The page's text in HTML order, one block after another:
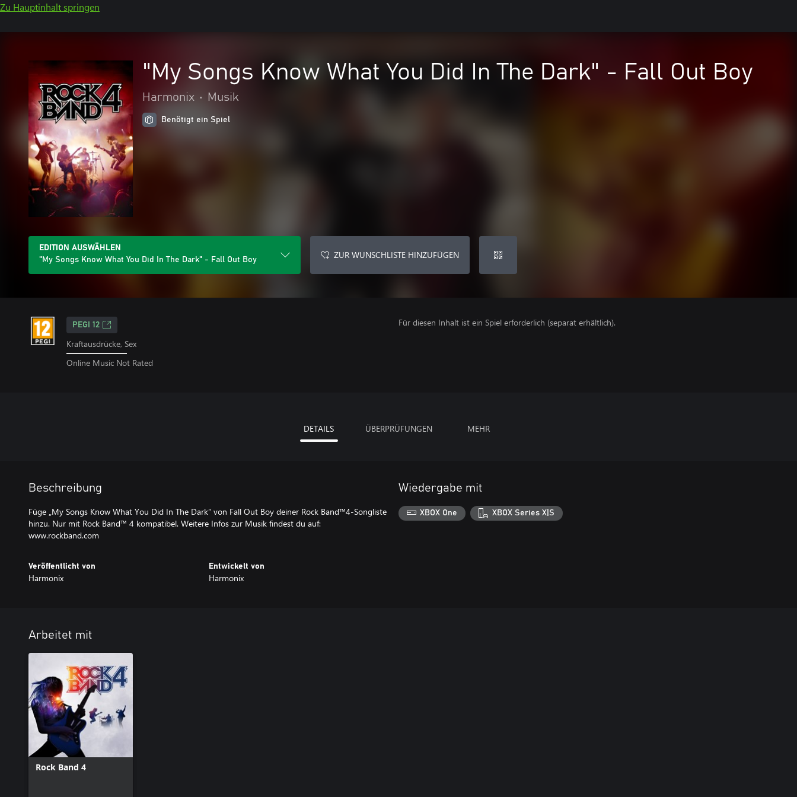
Zu Hauptinhalt springen
"My Songs Know What You Did In The Dark" - Fall Out Boy
Harmonix • Musik
Benötigt ein Spiel
EDITION AUSWÄHLEN
"My Songs Know What You Did In The Dark" - Fall Out Boy
ZUR WUNSCHLISTE HINZUFÜGEN
PEGI 12
Kraftausdrücke, Sex
Online Music Not Rated
Für diesen Inhalt ist ein Spiel erforderlich (separat erhältlich).
DETAILS ÜBERPRÜFUNGEN MEHR
Beschreibung
Füge „My Songs Know What You Did In The Dark“ von Fall Out Boy deiner Rock Band™4-Songliste
hinzu. Nur mit Rock Band™ 4 kompatibel. Weitere Infos zur Musik findest du auf:
www.rockband.com
Veröffentlicht von
Harmonix
Entwickelt von
Harmonix
Wiedergabe mit
XBOX One XBOX Series X|S
Arbeitet mit
Rock Band 4